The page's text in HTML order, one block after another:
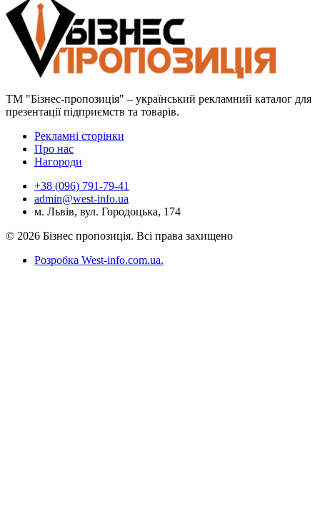
ТМ "Бізнес-пропозиція" – український рекламний каталог для
презентації підприємств та товарів.
Рекламні сторінки
Про нас
Нагороди
+38 (096) 791-79-41
admin@west-info.ua
м. Львів, вул. Городоцька, 174
© 2026 Бізнес пропозиція. Всі права захищено
Розробка West-info.com.ua.